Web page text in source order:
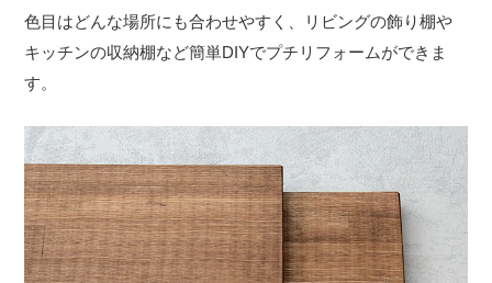
色目はどんな場所にも合わせやすく、リビングの飾り棚や
キッチンの収納棚など簡単DIYでプチリフォームができま
す。